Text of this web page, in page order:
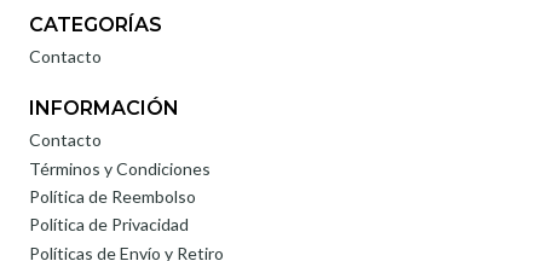
CATEGORÍAS
Contacto
INFORMACIÓN
Contacto
Términos y Condiciones
Política de Reembolso
Política de Privacidad
Políticas de Envío y Retiro